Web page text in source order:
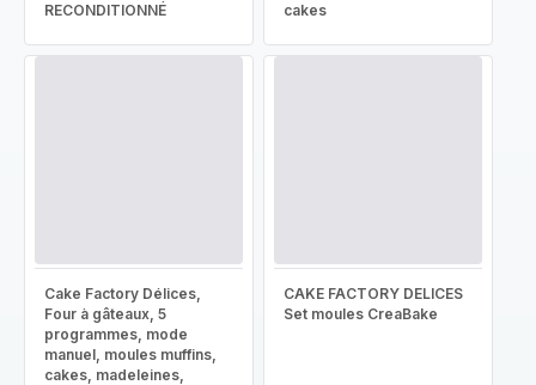
RECONDITIONNÉ
cakes
Cake Factory Délices,
Four à gâteaux, 5
programmes, mode
manuel, moules muffins,
cakes, madeleines,
CAKE FACTORY DELICES
Set moules CreaBake